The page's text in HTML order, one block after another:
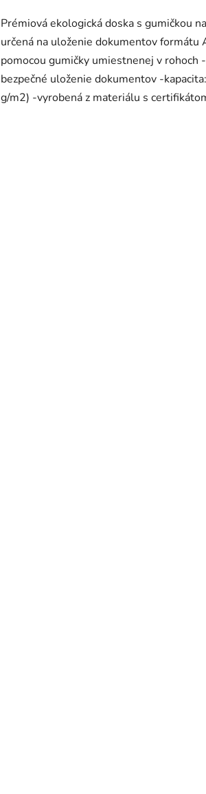
Prémiová ekologická doska s gumičkou
určená na uloženie dokumentov
pomocou gumičky umiestnenej v rohoch
bezpečné uloženie dokumentov -
g/m2) -vyrobená z materiálu s